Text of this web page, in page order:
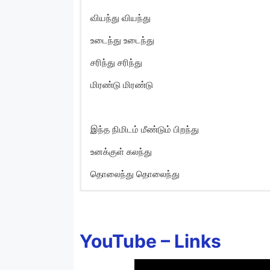
வியந்து வியந்து
உடைந்து உடைந்து
சரிந்து சரிந்து
மிரண்டு மிரண்டு
இந்த நிமிடம் மீண்டும் பிறந்து
உனக்குள் கலந்து
தொலைந்து தொலைந்து
Eppotho vaazhntha nerukam
YouTube – Links